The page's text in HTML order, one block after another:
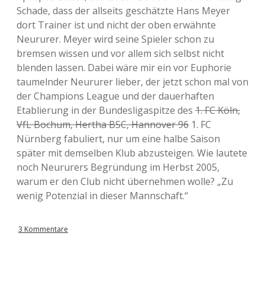
Schade, dass der allseits geschätzte Hans Meyer
dort Trainer ist und nicht der oben erwähnte
Neururer. Meyer wird seine Spieler schon zu
bremsen wissen und vor allem sich selbst nicht
blenden lassen. Dabei wäre mir ein vor Euphorie
taumelnder Neururer lieber, der jetzt schon mal von
der Champions League und der dauerhaften
Etablierung in der Bundesligaspitze des 1. FC Köln,
VfL Bochum, Hertha BSC, Hannover 96 1. FC
Nürnberg fabuliert, nur um eine halbe Saison
später mit demselben Klub abzusteigen. Wie lautete
noch Neururers Begründung im Herbst 2005,
warum er den Club nicht übernehmen wolle? „Zu
wenig Potenzial in dieser Mannschaft.“
3 Kommentare